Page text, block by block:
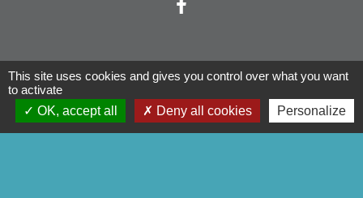
Liens
Pontivy Communauté
Conseil départemental
This site uses cookies and gives you control over what you want
to activate
OK, accept all
Deny all cookies Personalize